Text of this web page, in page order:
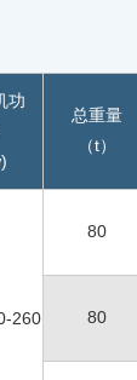
功
总重量
（t）
260
80
80